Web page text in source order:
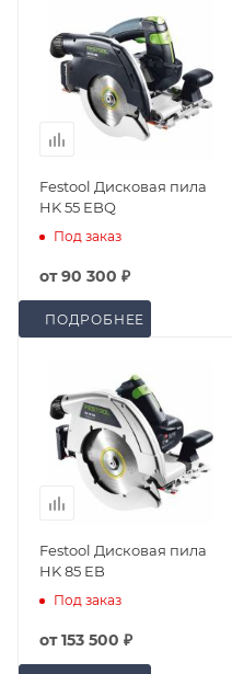
Festool Дисковая пила
HK 55 EBQ
Под заказ
от90 300 ₽
ПОДРОБНЕЕ
Festool Дисковая пила
HK 85 EB
Под заказ
от153 500 ₽